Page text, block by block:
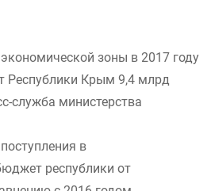
зоны в 2017 году
Республики Крым 9,4 млрд
служба министерства
в
республики от